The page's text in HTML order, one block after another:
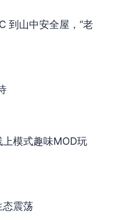
到山中安全屋，“老
模式趣味MOD玩
态震荡